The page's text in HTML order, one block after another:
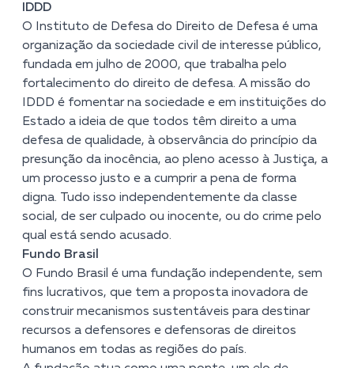
IDDD
O Instituto de Defesa do Direito de Defesa é uma
organização da sociedade civil de interesse público,
fundada em julho de 2000, que trabalha pelo
fortalecimento do direito de defesa. A missão do
IDDD é fomentar na sociedade e em instituições do
Estado a ideia de que todos têm direito a uma
defesa de qualidade, à observância do princípio da
presunção da inocência, ao pleno acesso à Justiça, a
um processo justo e a cumprir a pena de forma
digna. Tudo isso independentemente da classe
social, de ser culpado ou inocente, ou do crime pelo
qual está sendo acusado.
Fundo Brasil
O Fundo Brasil é uma fundação independente, sem
fins lucrativos, que tem a proposta inovadora de
construir mecanismos sustentáveis para destinar
recursos a defensores e defensoras de direitos
humanos em todas as regiões do país.